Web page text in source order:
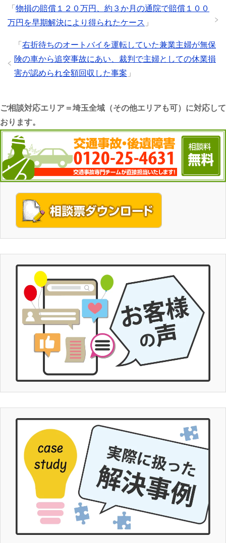
「 物損の賠償１２０万円、約３か月の通院で賠償１００
万円を早期解決により得られたケース 」
「 右折待ちのオートバイを運転していた兼業主婦が無保
険の車から追突事故にあい、裁判で主婦としての休業損
害が認められ全額回収した事案 」
ご相談対応エリア＝埼玉全域（その他エリアも可）に対応して
おります。